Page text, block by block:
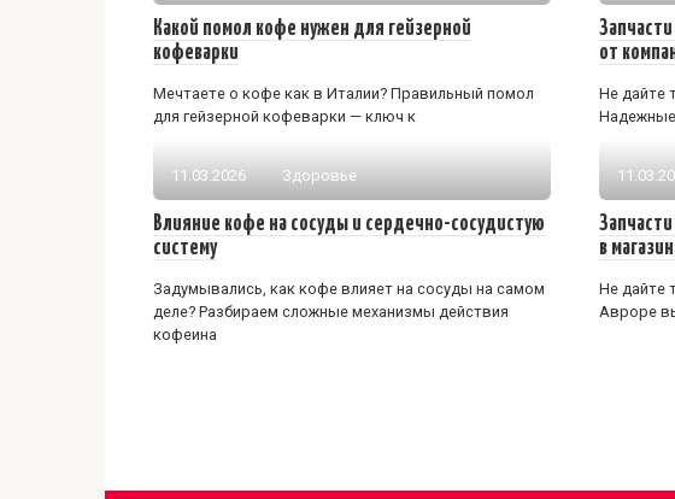
Какой помол кофе нужен для гейзерной
кофеварки
Мечтаете о кофе как в Италии? Правильный помол
для гейзерной кофеварки — ключ к
от
Не дайте
Надежные
11.03.2026 Здоровье
Влияние кофе на сосуды и сердечно-сосудистую
систему
Задумывались, как кофе влияет на сосуды на самом
деле? Разбираем сложные механизмы действия
кофеина
в
Не дайте
Авроре